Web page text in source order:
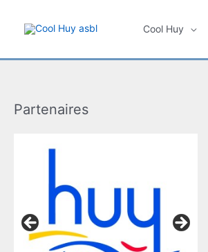
contenu
Cool Huy
Partenaires